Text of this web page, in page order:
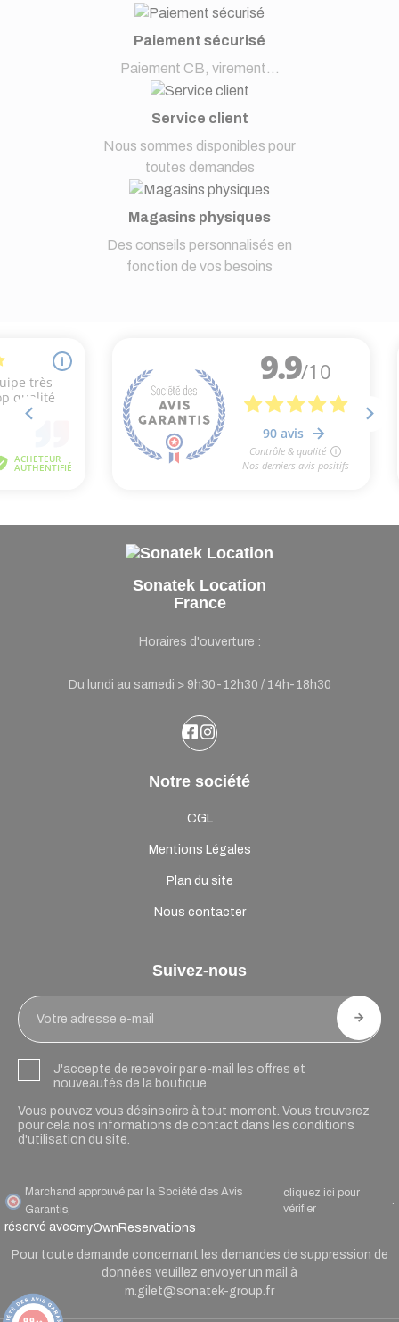
Paiement sécurisé
Paiement CB, virement...
Service client
Nous sommes disponibles pour
toutes demandes
Magasins physiques
Des conseils personnalisés en
fonction de vos besoins
Sonatek Location
France
Horaires d'ouverture :
Du lundi au samedi > 9h30-12h30 / 14h-18h30
Notre société
CGL
Mentions Légales
Plan du site
Nous contacter
Suivez-nous
J'accepte de recevoir par e-mail les offres et
nouveautés de la boutique
Vous pouvez vous désinscrire à tout moment. Vous trouverez
pour cela nos informations de contact dans les conditions
d'utilisation du site.
Marchand approuvé par la Société des Avis
Garantis,
cliquez ici pour
vérifier
.
réservé avecmyOwnReservations
Pour toute demande concernant les demandes de suppression de
données veuillez envoyer un mail à
m.gilet@sonatek-group.fr